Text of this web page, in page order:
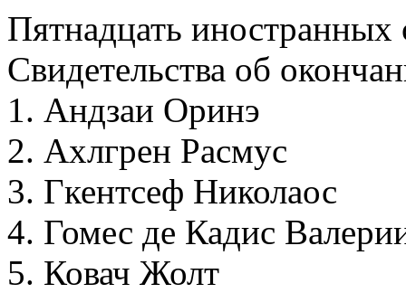
Пятнадцать иностранных
Свидетельства об
1. Андзаи Оринэ
2. Ахлгрен Расмус
3. Гкентсеф Николаос
4. Гомес де Кадис
5. Ковач Жолт